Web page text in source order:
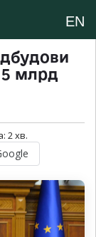
EN
млрд
2хв.